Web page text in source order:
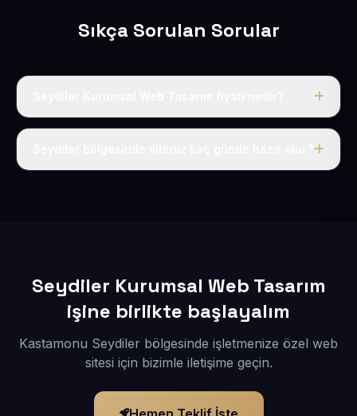
Sıkça Sorulan Sorular
Tek fiyat uygulanır: yıllık 50 USD + KDV. Bu bedele alan
Seydiler Kurumsal Web Tasarım
işine birlikte başlayalım
Kastamonu Seydiler bölgesinde işletmenize özel web
sitesi için bizimle iletişime geçin.